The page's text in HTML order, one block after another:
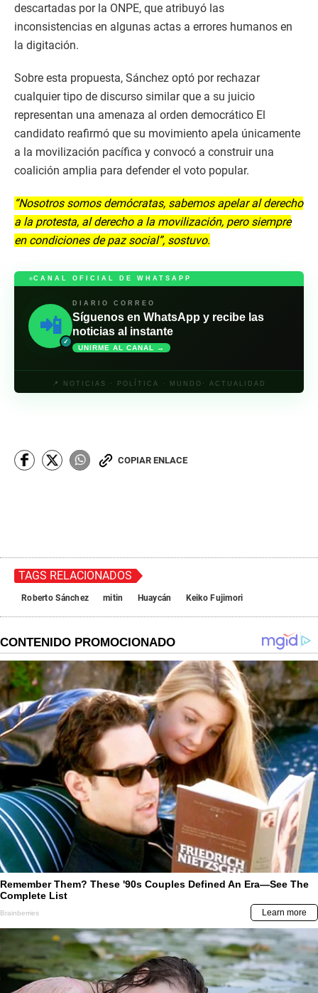
descartadas por la ONPE, que atribuyó las
inconsistencias en algunas actas a errores humanos en
la digitación.
Sobre esta propuesta, Sánchez optó por rechazar
cualquier tipo de discurso similar que a su juicio
representan una amenaza al orden democrático El
candidato reafirmó que su movimiento apela únicamente
a la movilización pacífica y convocó a construir una
coalición amplia para defender el voto popular.
“Nosotros somos demócratas, sabemos apelar al derecho
a la protesta, al derecho a la movilización, pero siempre
en condiciones de paz social”, sostuvo.
CANAL OFICIAL DE WHATSAPP
📲
✓
DIARIO CORREO
Síguenos en WhatsApp y recibe las
noticias al instante
UNIRME AL CANAL →
📍 NOTICIAS · POLÍTICA · MUNDO· ACTUALIDAD
COPIAR ENLACE
TAGS RELACIONADOS
Roberto Sánchez mitin Huaycán Keiko Fujimori